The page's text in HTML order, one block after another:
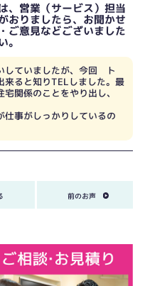
、営業（サービス）担当
おりましたら、お聞かせ
ご意見などございました
。
していましたが、今回 ト
来ると知りTELしました。最
関係のことをやり出し、
事がしっかりしているの
前のお声